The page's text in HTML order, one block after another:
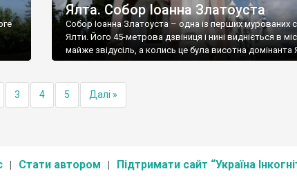
Ялта. Собор Іоанна Златоуста
Собор Іоанна Златоуста – одна із перших мурованих
Ялти. Його 45-метрова дзвіниця і нині видніється в
майже звідусіль, а колись це була висотна домінанта
3 4 5 Далі »
Стати автором Підтримати сайт “Україна